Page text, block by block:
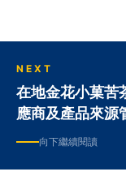
NEXT
在地金花小菓
應商及產品來源
向下繼續閱讀